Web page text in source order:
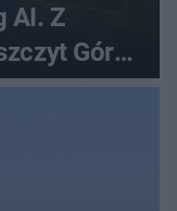
AI. Z
Gór